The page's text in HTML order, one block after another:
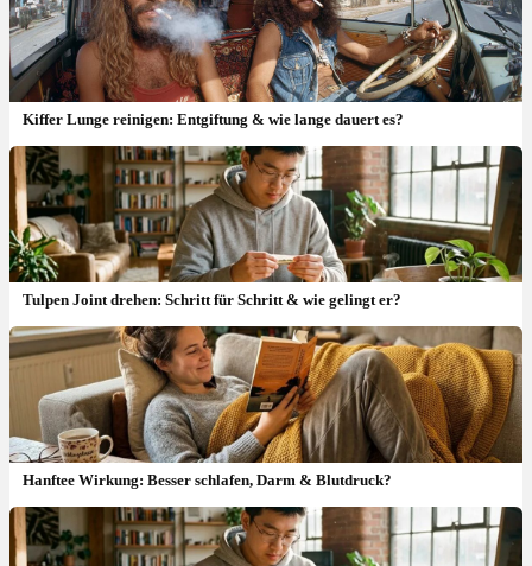
Kiffer Lunge reinigen: Entgiftung & wie lange dauert es?
Tulpen Joint drehen: Schritt für Schritt & wie gelingt er?
Hanftee Wirkung: Besser schlafen, Darm & Blutdruck?